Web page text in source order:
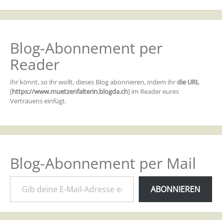
Blog-Abonnement per
Reader
Ihr könnt, so ihr wollt, dieses Blog abonnieren, indem ihrdie URL
[https://www.muetzenfalterin.blogda.ch] im Reader eures
Vertrauens einfügt.
Blog-Abonnement per Mail
Gib deine E-Mail-Adresse ein ...
ABONNIEREN